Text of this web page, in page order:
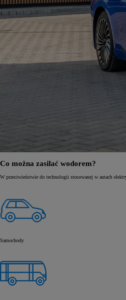
Co można zasilać wodorem?
W przeciwieństwie do technologii stosowanej w autach
Samochody